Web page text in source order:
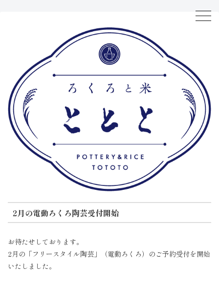
2月の電動ろくろ陶芸受付開始
お待たせしております。
2月の「フリースタイル陶芸」（電動ろくろ）のご予約受付を開始
いたしました。